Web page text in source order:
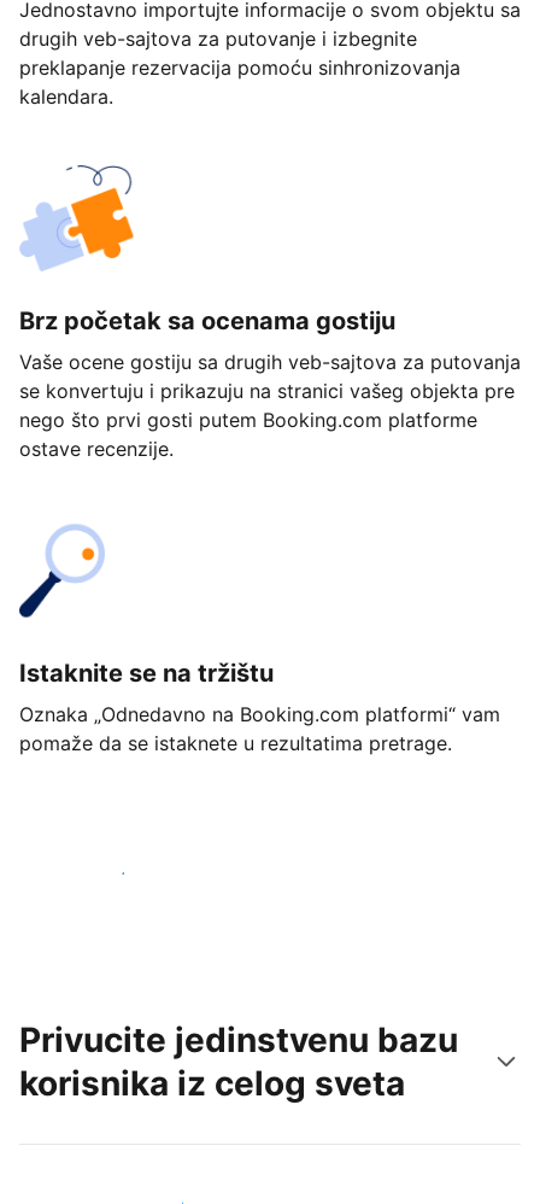
Jednostavno importujte informacije o svom objektu sa
drugih veb-sajtova za putovanje i izbegnite
preklapanje rezervacija pomoću sinhronizovanja
kalendara.
Brz početak sa ocenama gostiju
Vaše ocene gostiju sa drugih veb-sajtova za putovanja
se konvertuju i prikazuju na stranici vašeg objekta pre
nego što prvi gosti putem Booking.com platforme
ostave recenzije.
Istaknite se na tržištu
Oznaka „Odnedavno na Booking.com platformi“ vam
pomaže da se istaknete u rezultatima pretrage.
Počnite već danas
Privucite jedinstvenu bazu
korisnika iz celog sveta